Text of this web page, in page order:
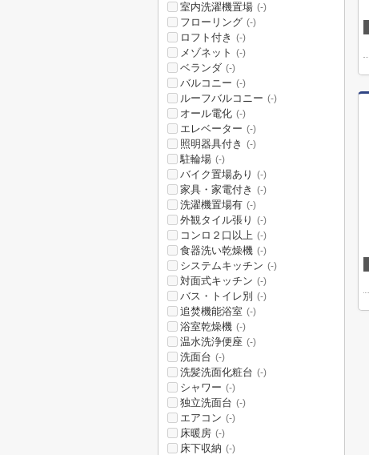
室内洗濯機置場 (-)
フローリング (-)
ロフト付き (-)
メゾネット (-)
ベランダ (-)
バルコニー (-)
ルーフバルコニー (-)
オール電化 (-)
エレベーター (-)
照明器具付き (-)
駐輪場 (-)
バイク置場あり (-)
家具・家電付き (-)
洗濯機置場有 (-)
外観タイル張り (-)
コンロ２口以上 (-)
食器洗い乾燥機 (-)
システムキッチン (-)
対面式キッチン (-)
バス・トイレ別 (-)
追焚機能浴室 (-)
浴室乾燥機 (-)
温水洗浄便座 (-)
洗面台 (-)
洗髪洗面化粧台 (-)
シャワー (-)
独立洗面台 (-)
エアコン (-)
床暖房 (-)
床下収納 (-)